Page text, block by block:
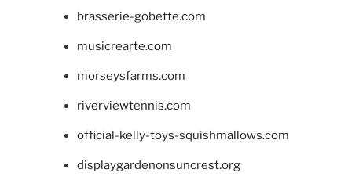
brasserie-gobette.com
musicrearte.com
morseysfarms.com
riverviewtennis.com
official-kelly-toys-squishmallows.com
displaygardenonsuncrest.org